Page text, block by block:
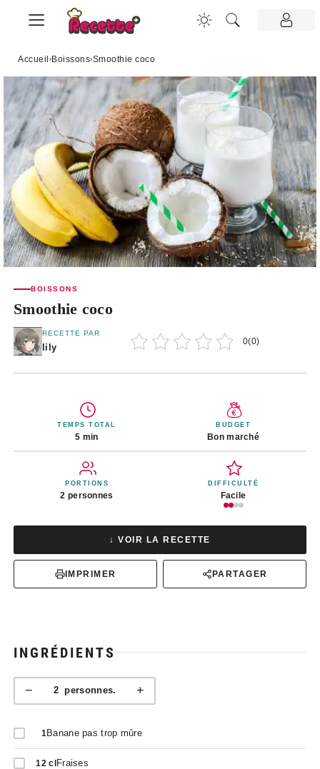
Accueil ›Boissons›Smoothie coco
BOISSONS
Smoothie coco
RECETTE PAR
lily
0(0)
TEMPS TOTAL
5 min
BUDGET
Bon marché
PORTIONS
2 personnes
DIFFICULTÉ
Facile
↓ VOIR LA RECETTE
IMPRIMER PARTAGER
INGRÉDIENTS
− 2personnes. +
1 Banane pas trop mûre
12 clFraises